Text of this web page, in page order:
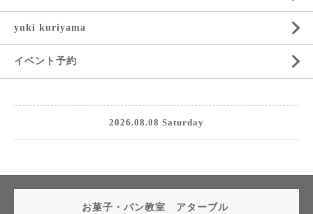
yuki kuriyama
イベント予約
2026.08.08 Saturday
お菓子・パン教室 アターブル